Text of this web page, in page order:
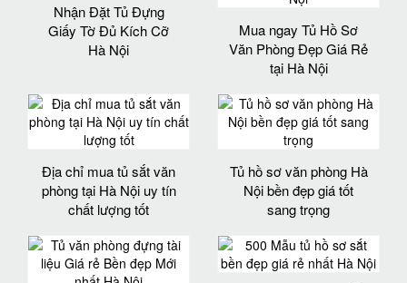
Nhận Đặt Tủ Đựng
Giấy Tờ Đủ Kích Cỡ
Hà Nội
Mua ngay Tủ Hồ Sơ
Văn Phòng Đẹp Giá Rẻ
tại Hà Nội
Địa chỉ mua tủ sắt văn
phòng tại Hà Nội uy tín
chất lượng tốt
Tủ hồ sơ văn phòng Hà
Nội bền đẹp giá tốt
sang trọng